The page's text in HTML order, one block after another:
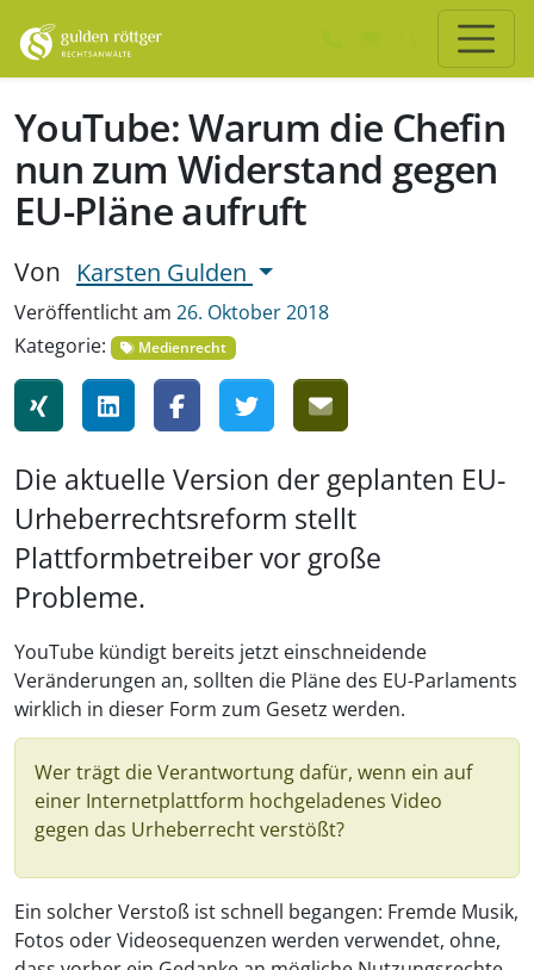
YouTube: Warum die Chefin
nun zum Widerstand gegen
EU-Pläne aufruft
Von Karsten Gulden
Veröffentlicht am 26. Oktober 2018
Kategorie:
Medienrecht
Die aktuelle Version der geplanten EU-
Urheberrechtsreform stellt
Plattformbetreiber vor große
Probleme.
YouTube kündigt bereits jetzt einschneidende
Veränderungen an, sollten die Pläne des EU-Parlaments
wirklich in dieser Form zum Gesetz werden.
Wer trägt die Verantwortung dafür, wenn ein auf
einer Internetplattform hochgeladenes Video
gegen das Urheberrecht verstößt?
Ein solcher Verstoß ist schnell begangen: Fremde Musik,
Fotos oder Videosequenzen werden verwendet, ohne,